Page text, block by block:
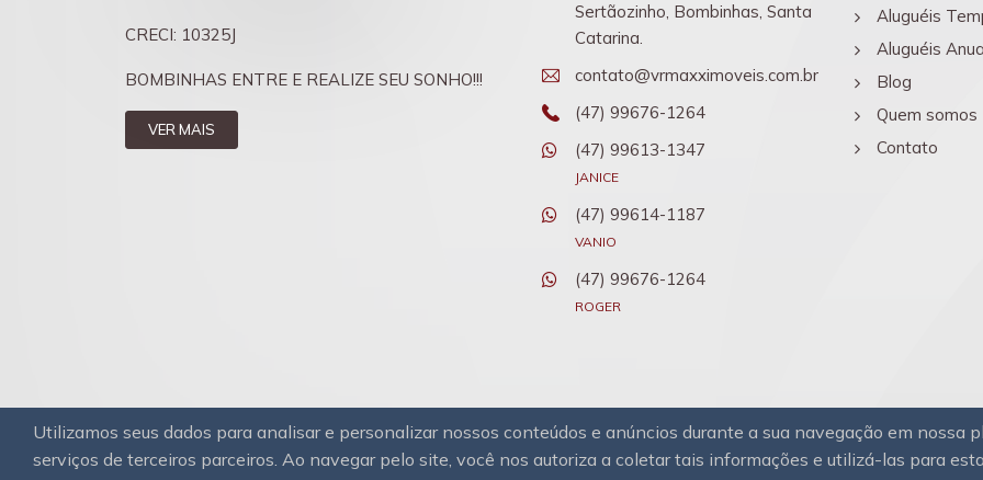
Utilizamos seus dados para analisar e personalizar nossos conteúdos e anúncios durante a sua navegação em nossa
serviços de terceiros parceiros. Ao navegar pelo site, você nos autoriza a coletar tais informações e utilizá-las para
CRECI: 10325J
BOMBINHAS ENTRE E REALIZE SEU SONHO!!!
VER MAIS
Sertãozinho, Bombinhas, Santa
Catarina.
contato@vrmaxximoveis.com.br
(47) 99676-1264
(47) 99613-1347
JANICE
(47) 99614-1187
VANIO
(47) 99676-1264
ROGER
Aluguéis
Aluguéis
Blog
Quem somos
Contato
© 2026OAWEB.Todos os direitos reservados.